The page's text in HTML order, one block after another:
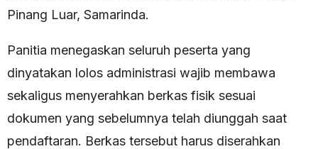
Pinang Luar, Samarinda.
Panitia menegaskan seluruh peserta yang
dinyatakan lolos administrasi wajib membawa
sekaligus menyerahkan berkas fisik sesuai
dokumen yang sebelumnya telah diunggah saat
pendaftaran. Berkas tersebut harus diserahkan